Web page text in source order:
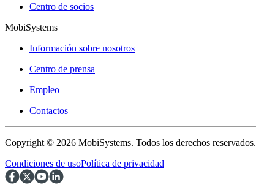
Centro de socios
MobiSystems
Información sobre nosotros
Centro de prensa
Empleo
Contactos
Copyright © 2026 MobiSystems. Todos los derechos reservados.
Condiciones de usoPolítica de privacidad